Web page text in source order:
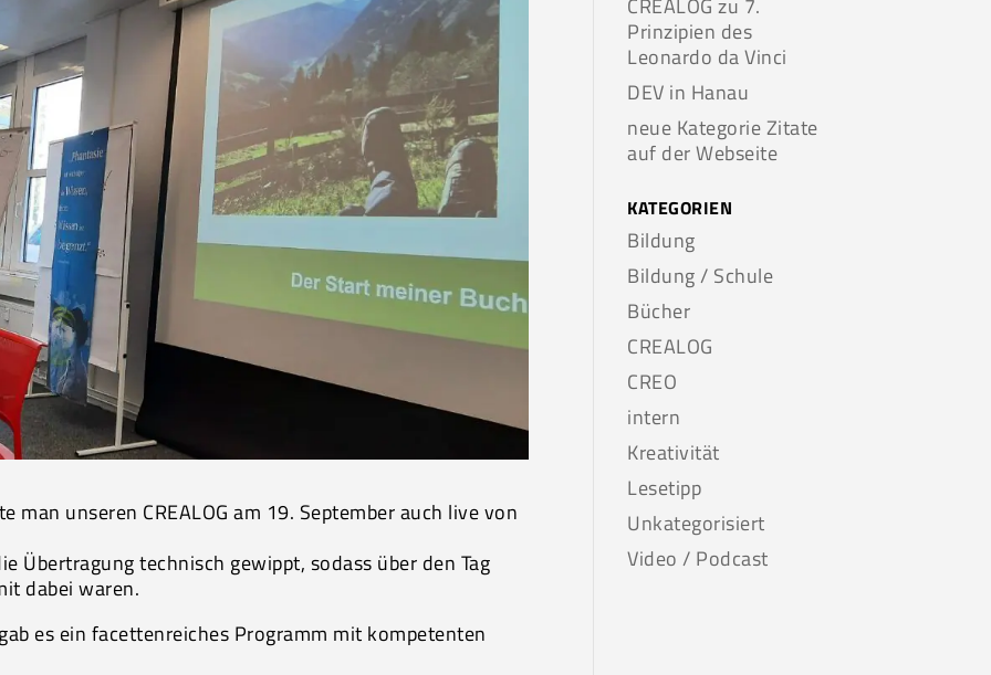
man unseren CREALOG am 19. September auch live von
Übertragung technisch gewippt, sodass über den Tag
dabei waren.
es ein facettenreiches Programm mit kompetenten
CREALOG zu 7.
Prinzipien des
Leonardo da Vinci
DEV in Hanau
neue Kategorie Zitate
auf der Webseite
KATEGORIEN
Bildung
Bildung / Schule
Bücher
CREALOG
CREO
intern
Kreativität
Lesetipp
Unkategorisiert
Video / Podcast